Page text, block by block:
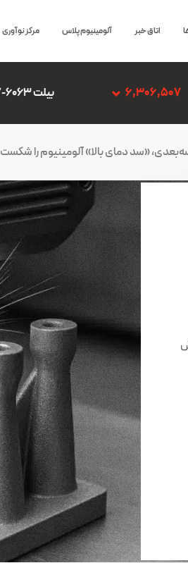
اتاق خبر آلومینیوم پلاس مرکز نوآوری
بیلت 6063-7 مجتمع صنایع آلومینیوم جنوب
«سد دمای بالا» آلومینیوم را شکست